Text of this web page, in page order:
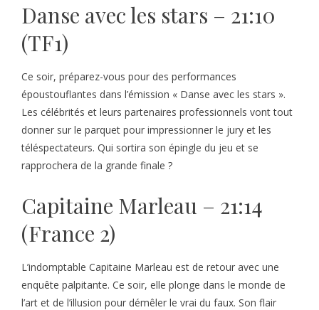
Danse avec les stars – 21:10
(TF1)
Ce soir, préparez-vous pour des performances
époustouflantes dans l’émission « Danse avec les stars ».
Les célébrités et leurs partenaires professionnels vont tout
donner sur le parquet pour impressionner le jury et les
téléspectateurs. Qui sortira son épingle du jeu et se
rapprochera de la grande finale ?
Capitaine Marleau – 21:14
(France 2)
L’indomptable Capitaine Marleau est de retour avec une
enquête palpitante. Ce soir, elle plonge dans le monde de
l’art et de l’illusion pour démêler le vrai du faux. Son flair